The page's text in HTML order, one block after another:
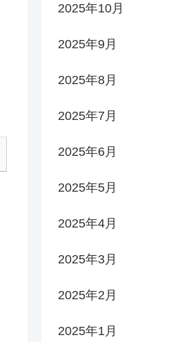
2025年10月
2025年9月
2025年8月
2025年7月
2025年6月
2025年5月
2025年4月
2025年3月
2025年2月
2025年1月